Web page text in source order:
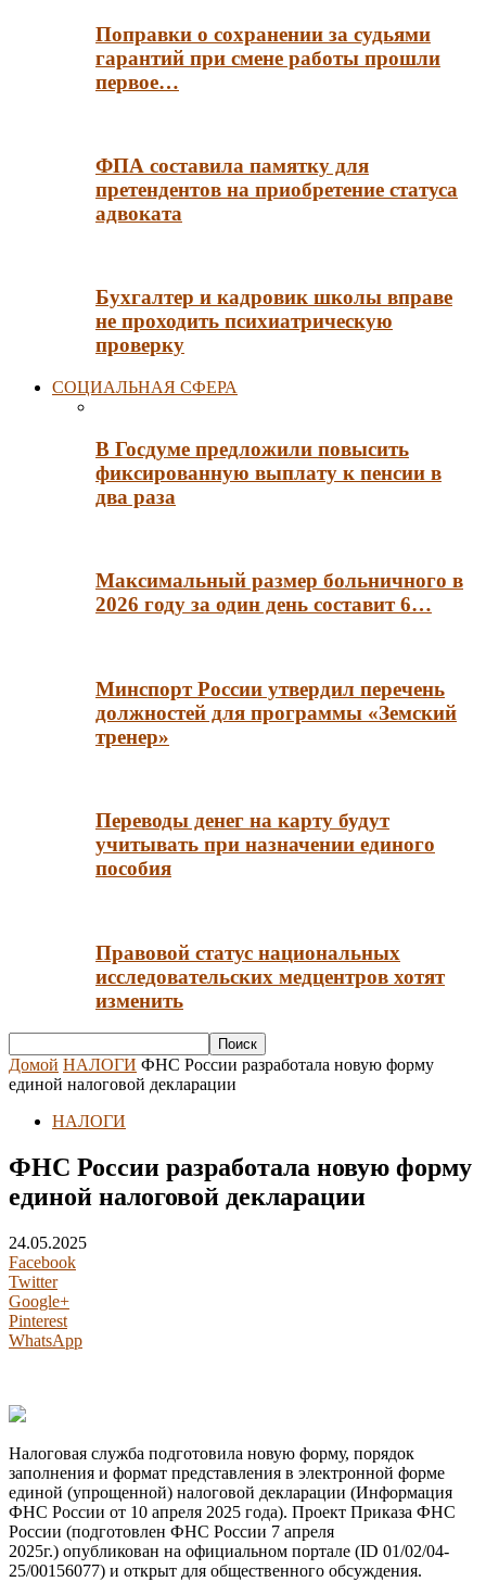
Поправки о сохранении за судьями
гарантий при смене работы прошли
первое…
ФПА составила памятку для
претендентов на приобретение статуса
адвоката
Бухгалтер и кадровик школы вправе
не проходить психиатрическую
проверку
СОЦИАЛЬНАЯ СФЕРА
В Госдуме предложили повысить
фиксированную выплату к пенсии в
два раза
Максимальный размер больничного в
2026 году за один день составит 6…
Минспорт России утвердил перечень
должностей для программы «Земский
тренер»
Переводы денег на карту будут
учитывать при назначении единого
пособия
Правовой статус национальных
исследовательских медцентров хотят
изменить
Домой НАЛОГИ ФНС России разработала новую форму
единой налоговой декларации
НАЛОГИ
ФНС России разработала новую форму
единой налоговой декларации
24.05.2025
Facebook
Twitter
Google+
Pinterest
WhatsApp
Налоговая служба подготовила новую форму, порядок
заполнения и формат представления в электронной форме
единой (упрощенной) налоговой декларации (Информация
ФНС России от 10 апреля 2025 года). Проект Приказа ФНС
России (подготовлен ФНС России 7 апреля
2025г.) опубликован на официальном портале (ID 01/02/04-
25/00156077) и открыт для общественного обсуждения.